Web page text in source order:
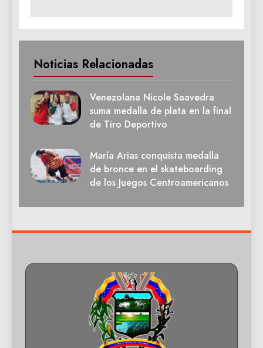
Noticias Relacionadas
Venezolana Nicole Saavedra
suma medalla de plata en la final
de Tiro Deportivo
María Arias conquista medalla
de bronce en el skateboarding
de los Juegos Centroamericanos